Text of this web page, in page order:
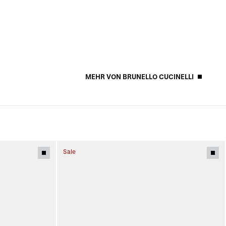
MEHR VON BRUNELLO CUCINELLI
Sale